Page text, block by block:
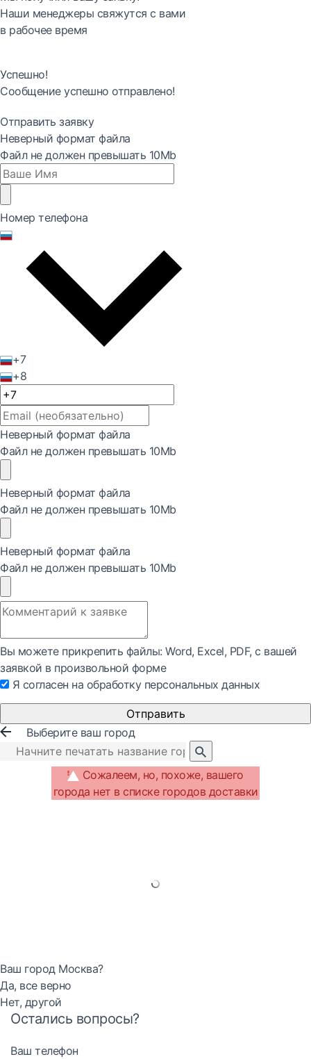
Наши менеджеры свяжутся с вами
в рабочее время
Успешно!
Сообщение успешно отправлено!
Отправить заявку
Неверный формат файла
Файл не должен превышать 10Mb
Номер телефона
+7
+8
Неверный формат файла
Файл не должен превышать 10Mb
Неверный формат файла
Файл не должен превышать 10Mb
Неверный формат файла
Файл не должен превышать 10Mb
Вы можете прикрепить файлы: Word, Exсel, PDF, с вашей
заявкой в произвольной форме
Я согласен на обработку персональных данных
Отправить
Выберите ваш город
Сожалеем, но, похоже, вашего
города нет в списке городов доставки
Ваш город Москва?
Да, все верно
Нет, другой
Остались вопросы?
Ваш телефон